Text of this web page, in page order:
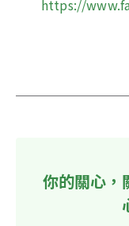
https://
你的關心